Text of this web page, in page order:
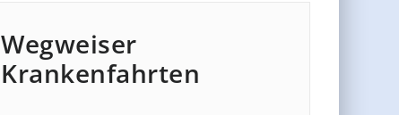
Wegweiser
Krankenfahrten